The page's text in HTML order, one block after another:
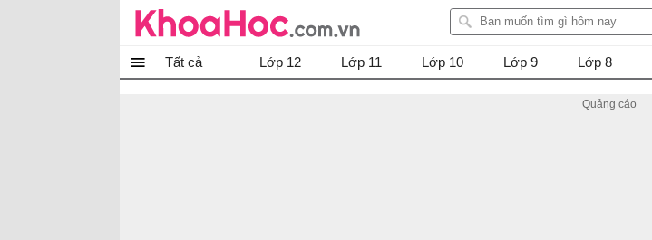
Tất cả Lớp 12 Lớp 11 Lớp 10 Lớp 9 Lớp 8